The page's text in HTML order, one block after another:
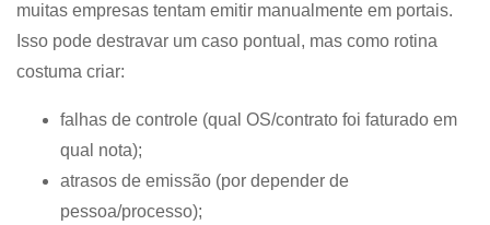
muitas empresas tentam emitir manualmente em portais.
Isso pode destravar um caso pontual, mas como rotina
costuma criar:
falhas de controle (qual OS/contrato foi faturado em
qual nota);
atrasos de emissão (por depender de
pessoa/processo);